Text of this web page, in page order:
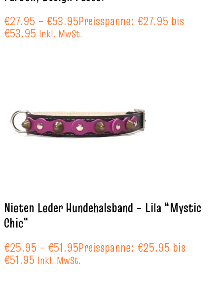
€27.95 – €53.95Preisspanne: €27.95 bis
€53.95 Inkl. MwSt.
Nieten Leder Hundehalsband – Lila “Mystic
Chic”
€25.95 – €51.95Preisspanne: €25.95 bis
€51.95 Inkl. MwSt.